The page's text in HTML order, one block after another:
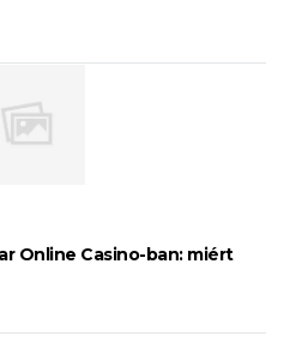
Online Casino-ban: miért